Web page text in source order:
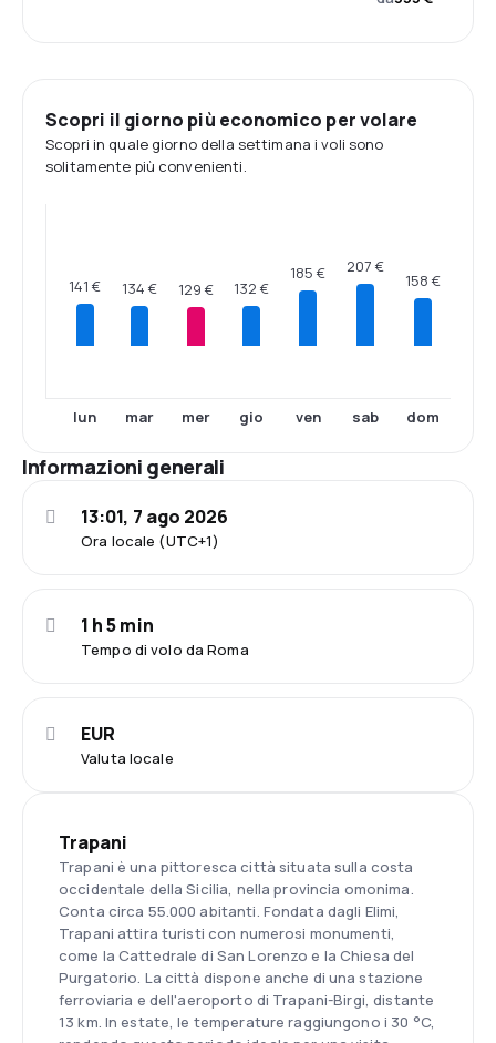
Scopri il giorno più economico per volare
Scopri in quale giorno della settimana i voli sono
solitamente più convenienti.
141 €
lun
134 €
mar
129 €
mer
132 €
gio
185 €
ven
207 €
sab
158 €
dom
Informazioni generali
Ora locale (UTC+1)
13:01, 7 ago 2026
Tempo di volo da Roma
1 h 5 min
Valuta locale
EUR
Trapani
Trapani è una pittoresca città situata sulla costa
occidentale della Sicilia, nella provincia omonima.
Conta circa 55.000 abitanti. Fondata dagli Elimi,
Trapani attira turisti con numerosi monumenti,
come la Cattedrale di San Lorenzo e la Chiesa del
Purgatorio. La città dispone anche di una stazione
ferroviaria e dell'aeroporto di Trapani-Birgi, distante
13 km. In estate, le temperature raggiungono i 30 °C,